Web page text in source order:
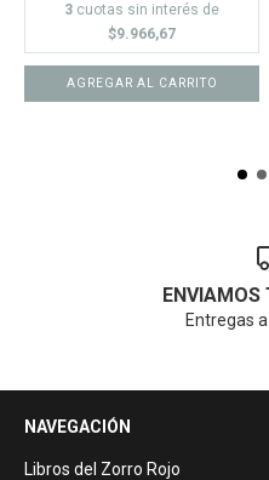
3 cuotas sin interés de
$9.966,67
ENVIAMOS
Entregas
NAVEGACIÓN
Libros del Zorro Rojo